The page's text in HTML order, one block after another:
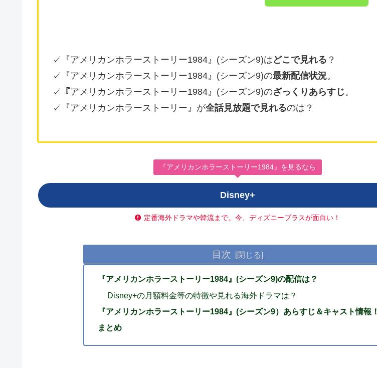
✓『アメリカンホラーストーリー1984』(シーズン9)は どこで見れる ？
✓『アメリカンホラーストーリー1984』(シーズン9)の最新配信状況。
✓『アメリカンホラーストーリー1984』(シーズン9)のざっくりあらすじ。
✓『アメリカンホラーストーリー』が全話見放題で見れるのは？
『アメリカンホラーストーリー1984』を見るなら
Disney+
定番海外ドラマや韓流まで。今、ディズニープラスが面白い！
目次
『アメリカンホラーストーリー1984』(シーズン9)の配信は？
Disney+の月額料金等の特徴や見れる海外ドラマは？
『アメリカンホラーストーリー1984』(シーズン9）あらすじ＆キャスト情報！
まとめ